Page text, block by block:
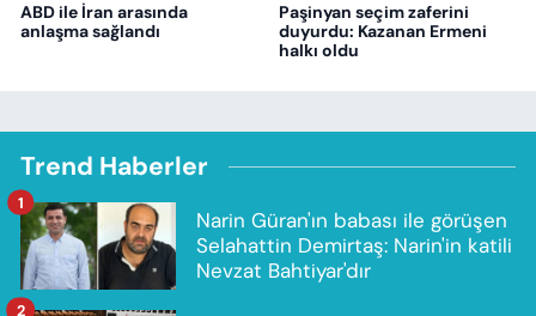
ABD ile İran arasında
anlaşma sağlandı
Paşinyan seçim zaferini
duyurdu: Kazanan Ermeni
halkı oldu
Trend Haberler
Narin Güran'ın babası ile görüşen
Selahattin Demirtaş: Narin'in katili
Nevzat Bahtiyar'dır
1
2